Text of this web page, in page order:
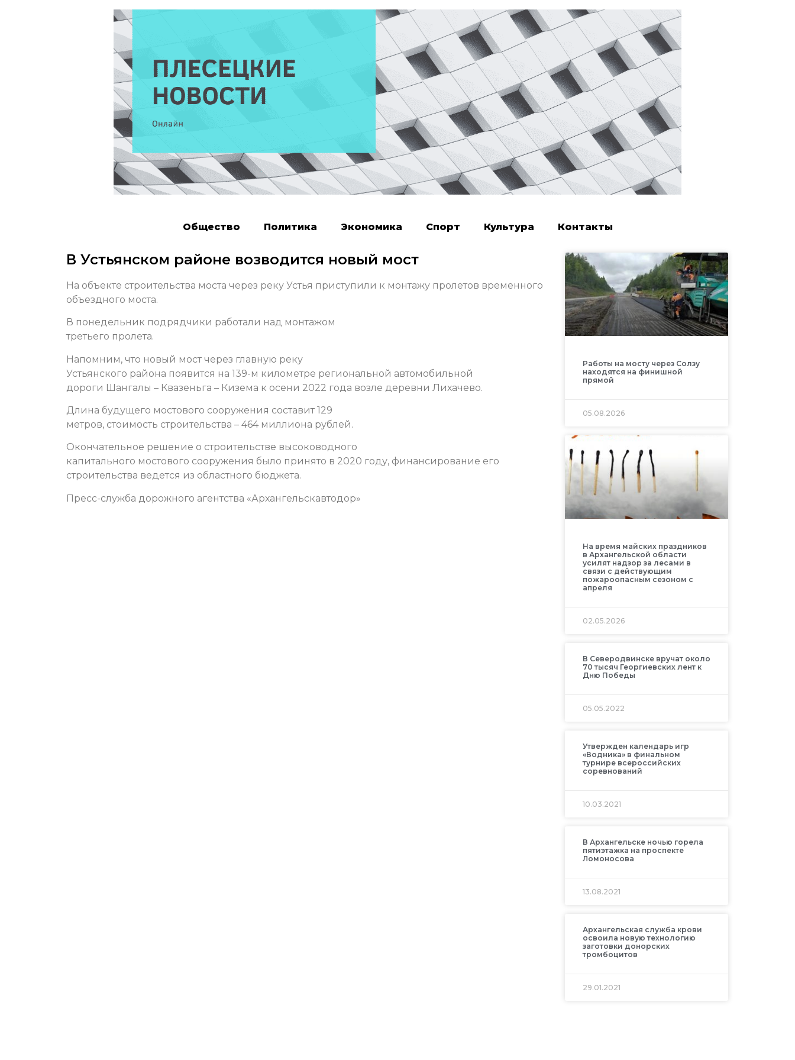
Общество Политика Экономика Спорт Культура Контакты
В Устьянском районе возводится новый мост
На объекте строительства моста через реку Устья приступили к монтажу пролетов временного
объездного моста.
В понедельник подрядчики работали над монтажом
третьего пролета.
Напомним, что новый мост через главную реку
Устьянского района появится на 139-м километре региональной автомобильной
дороги Шангалы – Квазеньга – Кизема к осени 2022 года возле деревни Лихачево.
Длина будущего мостового сооружения составит 129
метров, стоимость строительства – 464 миллиона рублей.
Окончательное решение о строительстве высоководного
капитального мостового сооружения было принято в 2020 году, финансирование его
строительства ведется из областного бюджета.
Пресс-служба дорожного агентства «Архангельскавтодор»
Работы на мосту через Солзу
находятся на финишной
прямой
05.08.2026
На время майских праздников
в Архангельской области
усилят надзор за лесами в
связи с действующим
пожароопасным сезоном с
апреля
02.05.2026
В Северодвинске вручат около
70 тысяч Георгиевских лент к
Дню Победы
05.05.2022
Утвержден календарь игр
«Водника» в финальном
турнире всероссийских
соревнований
10.03.2021
В Архангельске ночью горела
пятиэтажка на проспекте
Ломоносова
13.08.2021
Архангельская служба крови
освоила новую технологию
заготовки донорских
тромбоцитов
29.01.2021